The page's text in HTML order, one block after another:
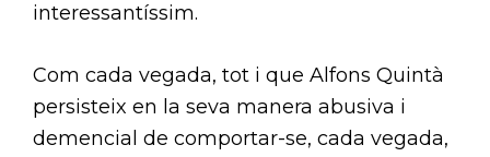
interessantíssim.
Com cada vegada, tot i que Alfons Quintà
persisteix en la seva manera abusiva i
demencial de comportar-se, cada vegada,